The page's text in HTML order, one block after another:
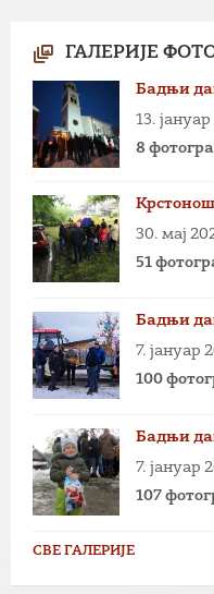
ГАЛЕРИЈЕ
Бадњи
13.
8
30. мај
51
Бадњи
7. јануар
100
Бадњи
7. јануар
107
СВЕ ГАЛЕРИЈЕ